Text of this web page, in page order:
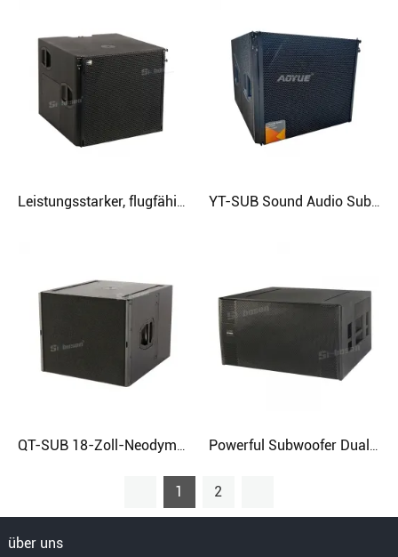
1 2
über uns